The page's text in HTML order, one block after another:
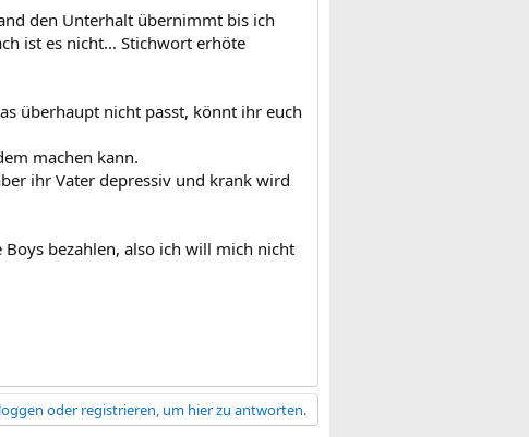
den Unterhalt übernimmt bis ich
ist es nicht... Stichwort erhöte
überhaupt nicht passt, könnt ihr euch
machen kann.
ihr Vater depressiv und krank wird
bezahlen, also ich will mich nicht
oder registrieren, um hier zu antworten.